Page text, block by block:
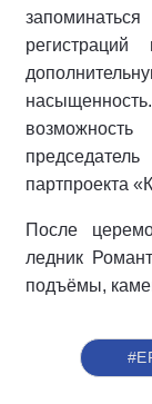
партпроекта
После
ледник
подъёмы,